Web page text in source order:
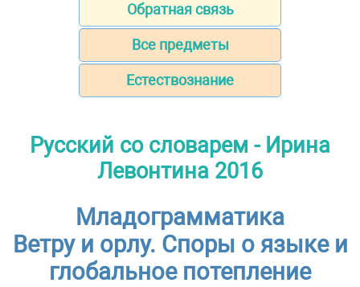
Обратная связь
Все предметы
Естествознание
Русский со словарем - Ирина
Левонтина 2016
Младограмматика
Ветру и орлу. Споры о языке и
глобальное потепление